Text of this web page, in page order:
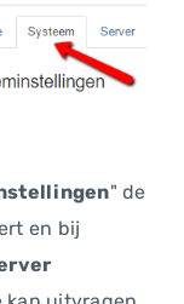
" de
en bij